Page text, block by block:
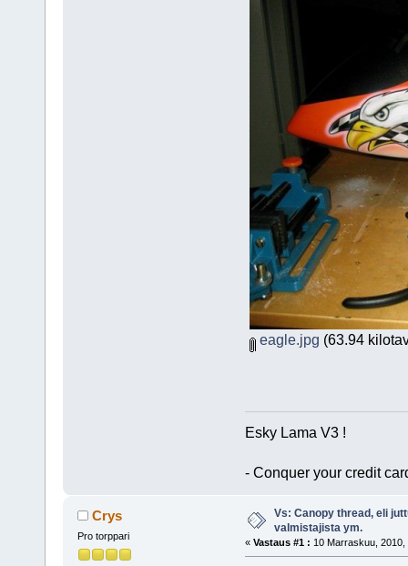
eagle.jpg (63.94
Esky Lama V3 !
- Conquer your credit
Crys
Pro torppari
Vs: Canopy thread, eli
valmistajista ym.
« Vastaus #1 : 10 Marraskuu, 2010,